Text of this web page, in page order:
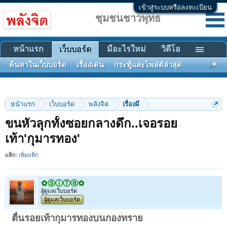
เข้าสู่ระบบหรือลงทะเบียน
หน้าแรก เว็บบอร์ด พลังจิต เรื่องผี
ขนหัวลุกทั้งซอยกลางดึก..เจอรอย
เท้า'กุมารทอง'
แท็ก: เพิ่มแท็ก
✿ⓈⓘⓉⓐ✿
ผู้ดูแลเว็บบอร์ด
ผู้ดูแลเว็บบอร์ด
ตื่นรอยเท้ากุมารทองบนกองทราย
ชุมชนชาวพุทธ
หน้าแรก เว็บบอร์ด
ค้นหาในเว็บบอร์ด เรื่องเด่น กระทู้และโพสต์ล่าสุด
มีอะไรใหม่ วิดีโอ